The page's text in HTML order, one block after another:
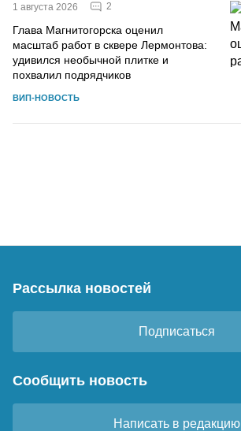
1 августа 2026 2
Глава Магнитогорска оценил
масштаб работ в сквере Лермонтова:
удивился необычной плитке и
похвалил подрядчиков
ВИП-НОВОСТЬ
Рассылка новостей
Подписаться
Сообщить новость
Написать в редакцию